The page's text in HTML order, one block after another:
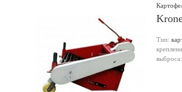
Тип:
выброса: